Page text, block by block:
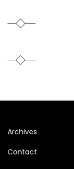
Archives
Contact